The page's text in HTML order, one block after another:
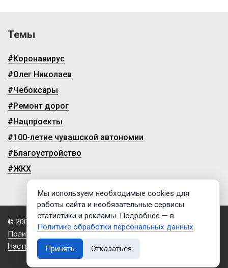
Темы
#Коронавирус
#Олег Николаев
#Чебоксары
#Ремонт дорог
#Нацпроекты
#100-летие чувашской автономии
#Благоустройство
#ЖКХ
© 2009-2026, ГТРК «Чувашия»
Политика обработки персональных данных
Настройки cookies
Мы используем необходимые cookies для
работы сайта и необязательные сервисы
статистики и рекламы. Подробнее — в
Политике обработки персональных данных.
Принять Отказаться